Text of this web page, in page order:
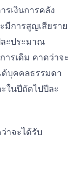
เงินการคลัง
มีการสูญเสียราย
ะประมาณ
ารเดิม คาดว่าจะ
ด้บุคคลธรรมดา
ในปีถัดไปปีละ
าจะได้รับ